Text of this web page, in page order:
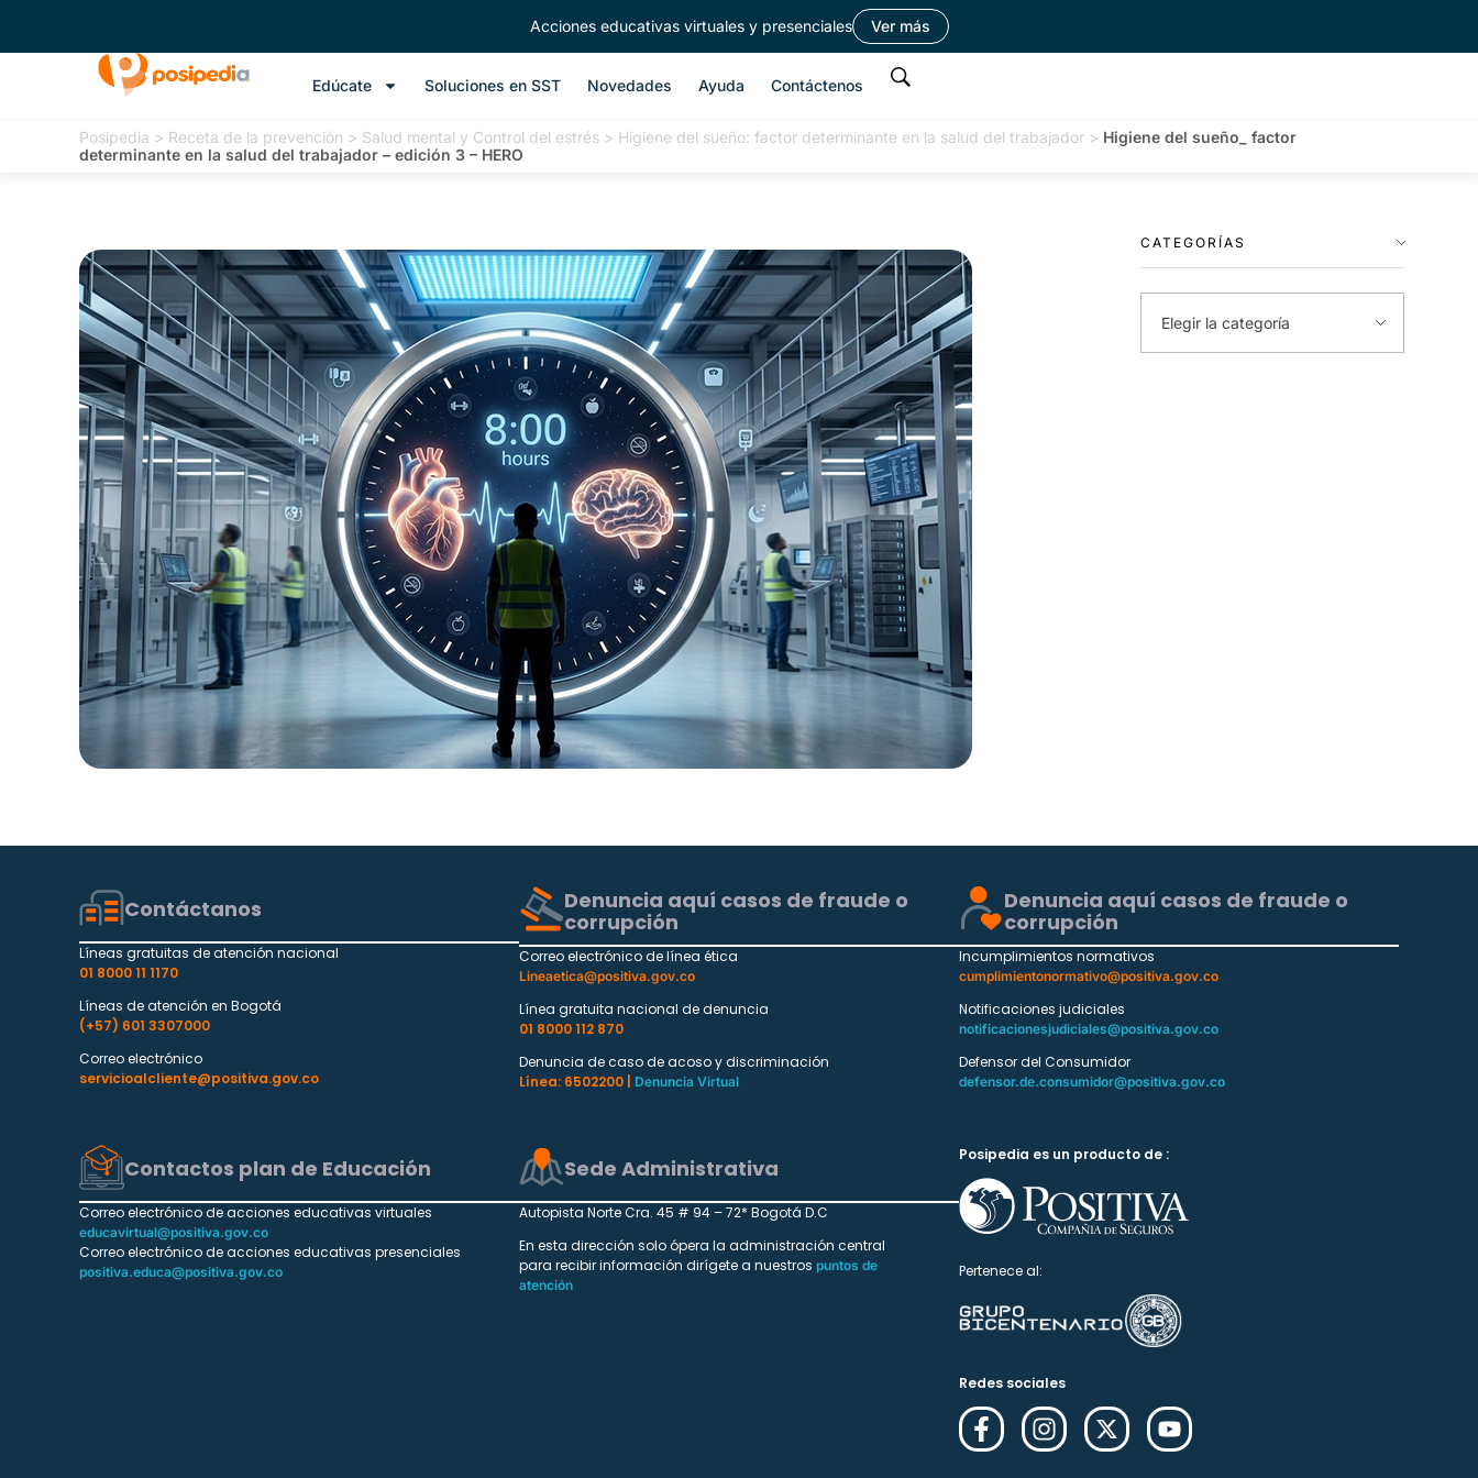
Acciones educativas virtuales y presenciales Ver más
Edúcate Soluciones en SST Novedades Ayuda Contáctenos
Posipedia > Receta de la prevención > Salud mental y Control del estrés > Higiene del sueño: factor determinante en la salud del trabajador > Higiene del sueño_ factor
determinante en la salud del trabajador – edición 3 – HERO
CATEGORÍAS
Contáctanos
Líneas gratuitas de atención nacional
01 8000 11 1170
Líneas de atención en Bogotá
(+57) 601 3307000
Correo electrónico
servicioalcliente@positiva.gov.co
Denuncia aquí casos de fraude o
corrupción
Correo electrónico de línea ética
Lineaetica@positiva.gov.co
Línea gratuita nacional de denuncia
01 8000 112 870
Denuncia de caso de acoso y discriminación
Línea: 6502200 |
Denuncia Virtual
Denuncia aquí casos de fraude o
corrupción
Incumplimientos normativos
cumplimientonormativo@positiva.gov.co
Notificaciones judiciales
notificacionesjudiciales@positiva.gov.co
Defensor del Consumidor
defensor.de.consumidor@positiva.gov.co
Contactos plan de Educación
Correo electrónico de acciones educativas virtuales
educavirtual@positiva.gov.co
Correo electrónico de acciones educativas presenciales
positiva.educa@positiva.gov.co
Sede Administrativa
Autopista Norte Cra. 45 # 94 – 72* Bogotá D.C
En esta dirección solo ópera la administración central
para recibir información dirígete a nuestros puntos de
atención
Posipedia es un producto de :
Pertenece al:
Redes sociales